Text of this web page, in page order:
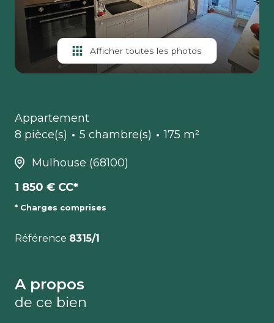
Afficher toutes les photos
Appartement
8 pièce(s)
5 chambre(s) 175 m²
Mulhouse (68100)
1 850 € CC*
* Charges comprises
Référence 8315/1
A propos
de ce bien